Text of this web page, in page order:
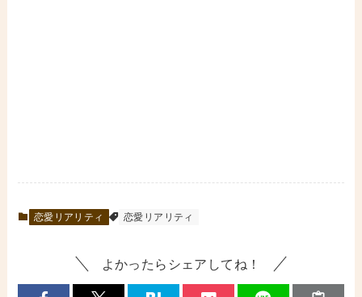
恋愛リアリティ 恋愛リアリティ
よかったらシェアしてね！